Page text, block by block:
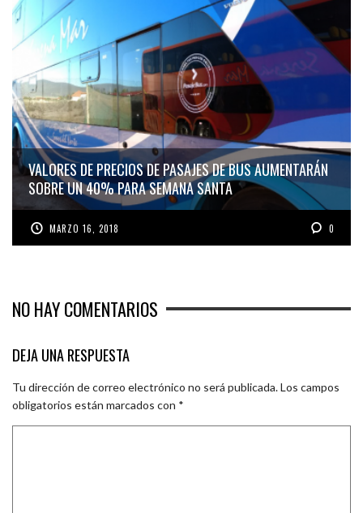
VALORES DE PRECIOS DE PASAJES DE BUS AUMENTARÁN
SOBRE UN 40% PARA SEMANA SANTA
MARZO 16, 2018 0
NO HAY COMENTARIOS
DEJA UNA RESPUESTA
Tu dirección de correo electrónico no será publicada.Los campos
obligatorios están marcados con *